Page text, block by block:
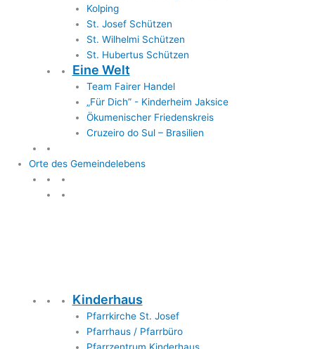
Kolping
St. Josef Schützen
St. Wilhelmi Schützen
St. Hubertus Schützen
Eine Welt
Team Fairer Handel
„Für Dich” - Kinderheim Jaksice
Ökumenischer Friedenskreis
Cruzeiro do Sul – Brasilien
Orte des Gemeindelebens
Kinderhaus
Pfarrkirche St. Josef
Pfarrhaus / Pfarrbüro